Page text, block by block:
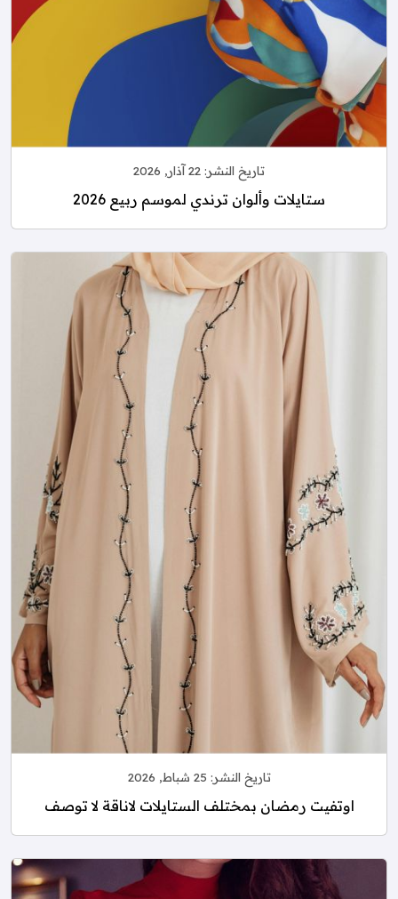
تاريخ النشر: 22 آذار, 2026
ستايلات وألوان ترندي لموسم ربيع 2026
تاريخ النشر: 25 شباط, 2026
اوتفيت رمضان بمختلف الستايلات لاناقة لا توصف